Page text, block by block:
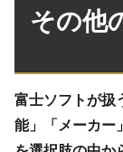
その他
富士ソフトが扱
能」「メーカー